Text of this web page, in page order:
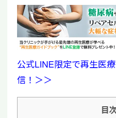
公式LINE限定で再生医
信！＞＞
目